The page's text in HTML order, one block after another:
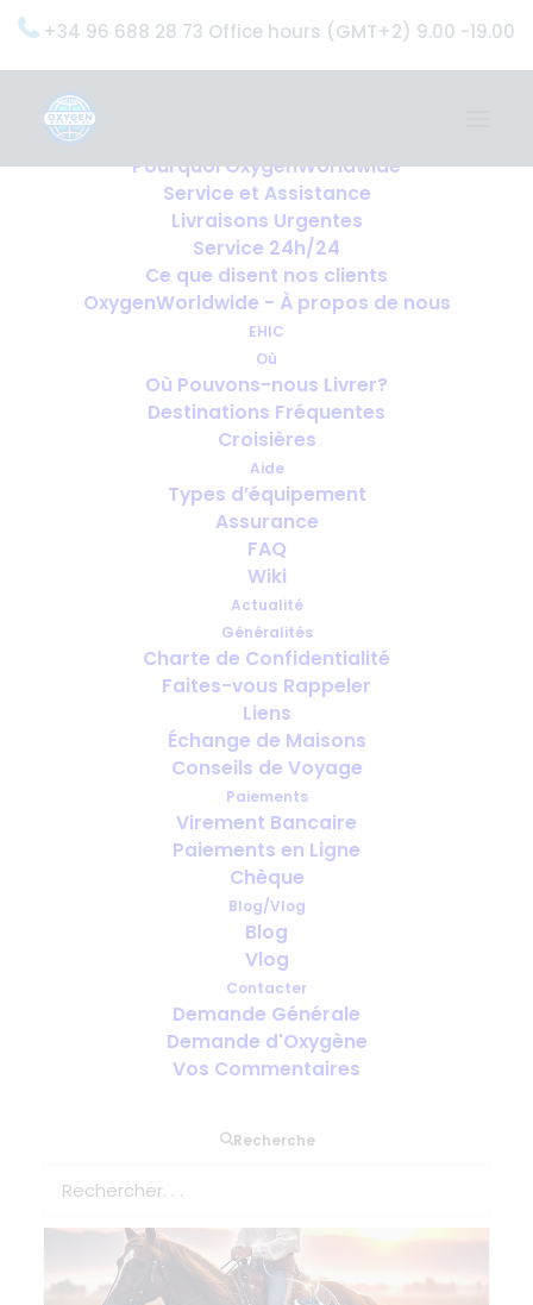
+34 96 688 28 73 Office hours (GMT+2) 9.00 -19.00
OxygenWorldwide (Ce que nous faisons)
Pourquoi OxygenWorldwide
Service et Assistance
Livraisons Urgentes
Service 24h/24
Ce que disent nos clients
OxygenWorldwide - À propos de nous
EHIC
Où
Où Pouvons-nous Livrer?
Destinations Fréquentes
Croisières
Aide
Types d’équipement
Assurance
FAQ
Wiki
Actualité
Généralités
Charte de Confidentialité
Faites-vous Rappeler
Liens
Échange de Maisons
Conseils de Voyage
Paiements
Virement Bancaire
Paiements en Ligne
Chèque
Blog/Vlog
Blog
Vlog
Contacter
Demande Générale
Demande d'Oxygène
Vos Commentaires
Recherche
Emmener de l’oxygène à un
mariage, une fête de famille ou un
événement spécial à l’étranger
Sauerstoff für Hochzeiten,
Familienfeiern oder besondere
Anlässe im Ausland